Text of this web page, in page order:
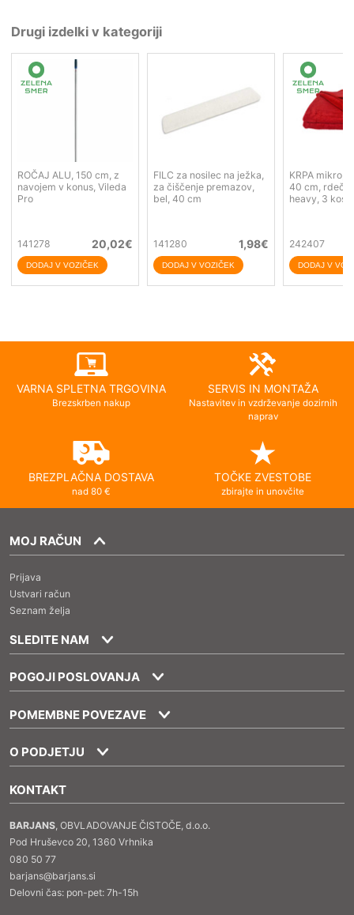
Drugi izdelki v kategoriji
ROČAJ ALU, 150 cm, z
navojem v konus, Vileda
Pro
141278 20,02€
FILC za nosilec na ježka,
za čiščenje premazov,
bel, 40 cm
141280 1,98€
KRPA mikro,
40 cm, rdeča,
heavy, 3 kos/
242407
VARNA SPLETNA TRGOVINA
Brezskrben nakup
SERVIS IN MONTAŽA
Nastavitev in vzdrževanje dozirnih
naprav
BREZPLAČNA DOSTAVA
nad 80 €
TOČKE ZVESTOBE
zbirajte in unovčite
MOJ RAČUN
Prijava
Ustvari račun
Seznam želja
SLEDITE NAM
POGOJI POSLOVANJA
POMEMBNE POVEZAVE
O PODJETJU
KONTAKT
BARJANS, OBVLADOVANJE ČISTOČE, d.o.o.
Pod Hruševco 20, 1360 Vrhnika
080 50 77
barjans@barjans.si
Delovni čas: pon-pet: 7h-15h